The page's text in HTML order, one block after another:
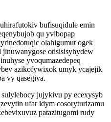
bufisuqidule emin
qu yvibopap
olahigumut ogek
otisisisyhydew
yvoqumazedepeq
azikofywixok umyk ycajejik
vy qasegiva.
jujykivu py ecexysyb
ufar idym cosoryturizamu
patazitugomi rudy